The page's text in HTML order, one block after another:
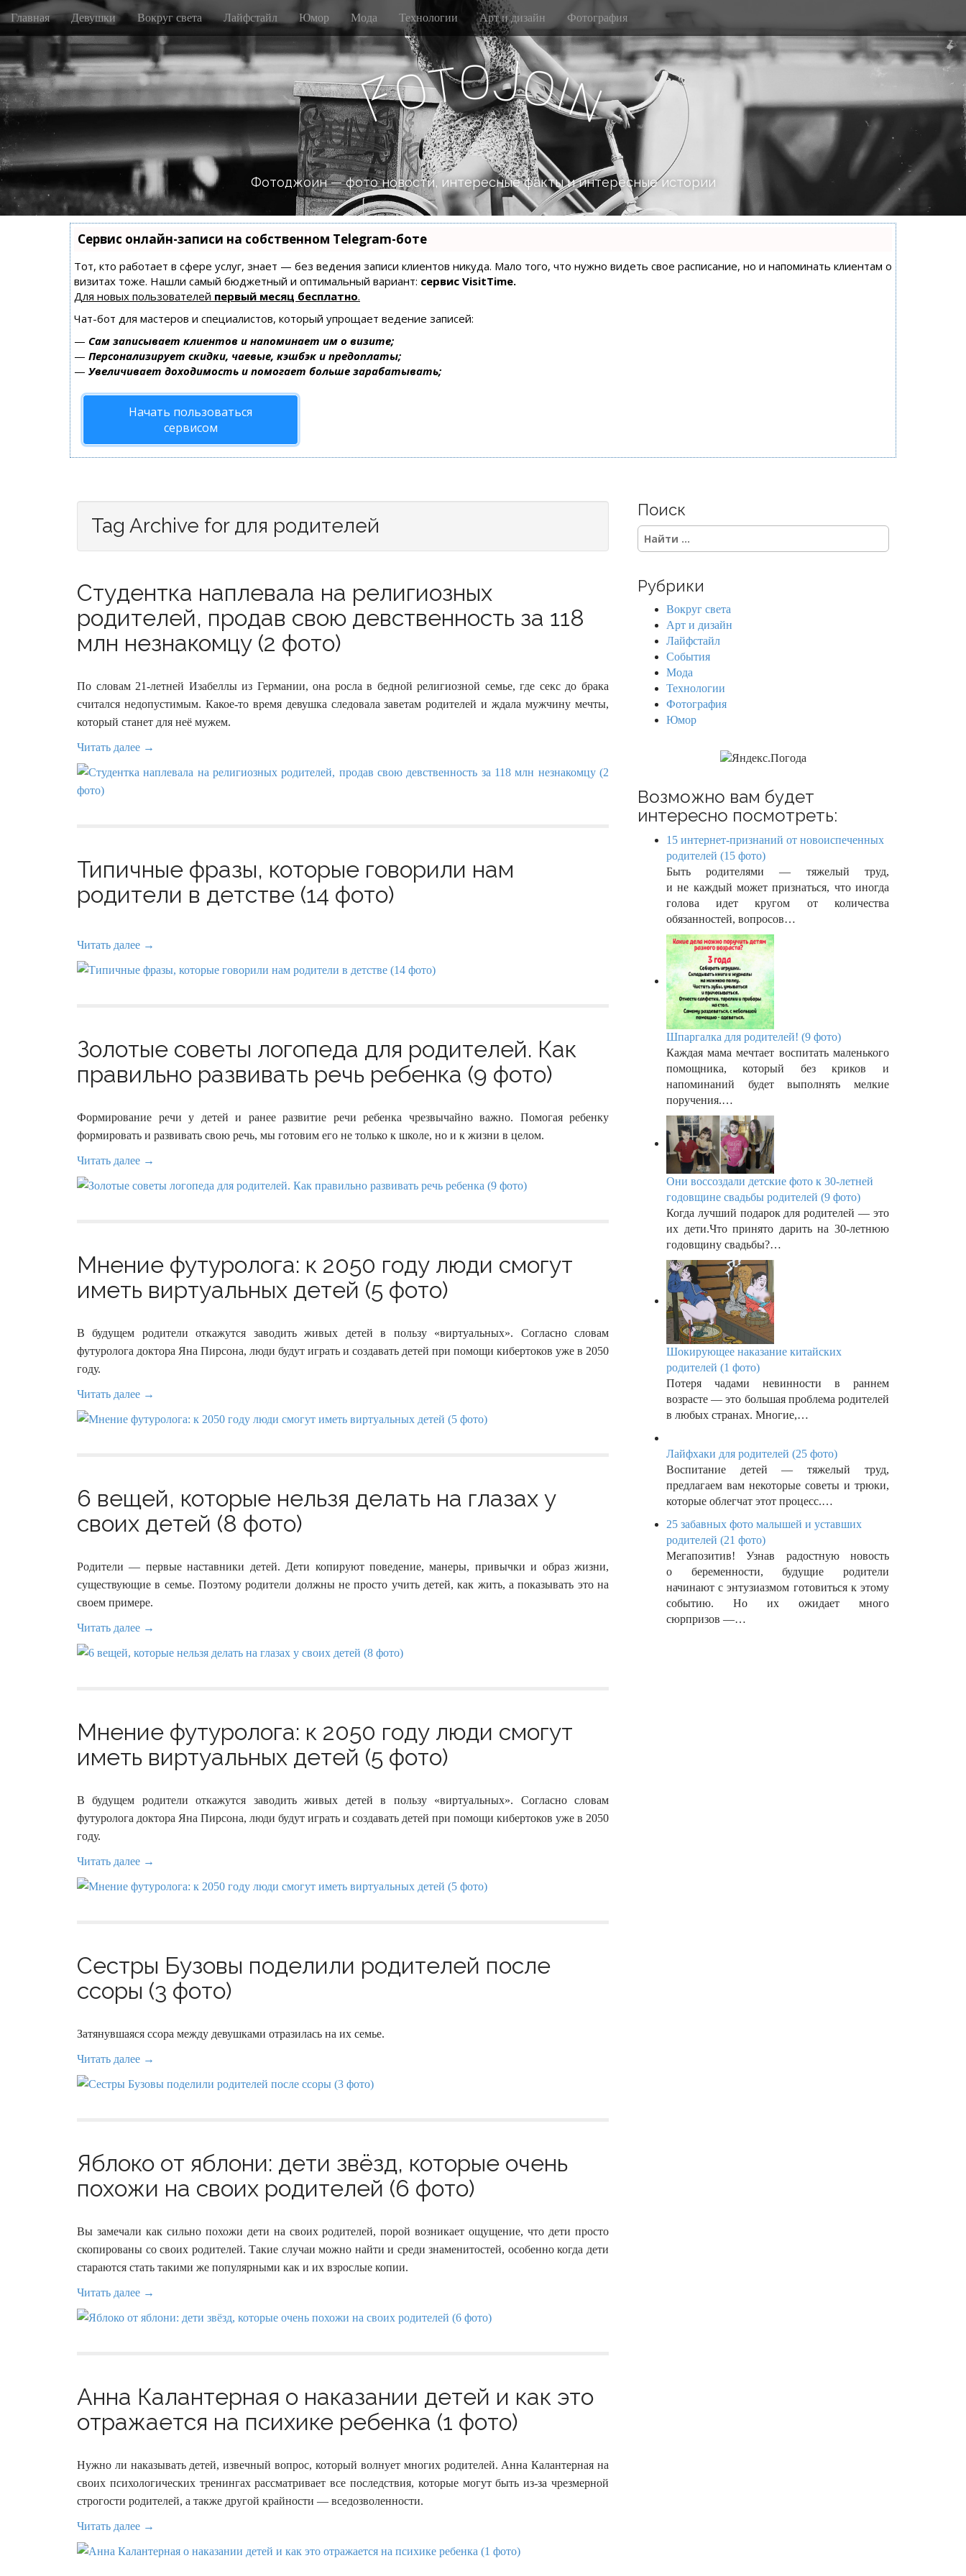
M
a
i
n
m
e
n
u
k
i
t
o
c
o
t
e
n
Главная Девушки Вокруг света Лайфстайл Юмор Мода Технологии Арт и дизайн Фотография
FotoJoi
n
Фотоджоин — фото новости, интересные факты и интересные истории
Сервис онлайн-записи на собственном Telegram-боте
Тот, кто работает в сфере услуг, знает — без ведения записи клиентов никуда. Мало того, что нужно видеть свое расписание, но и напоминать клиентам о
визитах тоже. Нашли самый бюджетный и оптимальный вариант: сервис VisitTime.
Для новых пользователей первый месяц бесплатно.
Чат-бот для мастеров и специалистов, который упрощает ведение записей:
— Сам записывает клиентов и напоминает им о визите;
— Персонализирует скидки, чаевые, кэшбэк и предоплаты;
— Увеличивает доходимость и помогает больше зарабатывать;
Начать пользоваться
сервисом
Tag Archive for для родителей
Студентка наплевала на религиозных
родителей, продав свою девственность за 118
млн незнакомцу (2 фото)
По словам 21-летней Изабеллы из Германии, она росла в бедной религиозной семье, где секс до брака
считался недопустимым. Какое-то время девушка следовала заветам родителей и ждала мужчину мечты,
который станет для неё мужем.
Читать далее →
Типичные фразы, которые говорили нам
родители в детстве (14 фото)
Читать далее →
Золотые советы логопеда для родителей. Как
правильно развивать речь ребенка (9 фото)
Формирование речи у детей и ранее развитие речи ребенка чрезвычайно важно. Помогая ребенку
формировать и развивать свою речь, мы готовим его не только к школе, но и к жизни в целом.
Читать далее →
Мнение футуролога: к 2050 году люди смогут
иметь виртуальных детей (5 фото)
В будущем родители откажутся заводить живых детей в пользу «виртуальных». Согласно словам
футуролога доктора Яна Пирсона, люди будут играть и создавать детей при помощи кибертоков уже в 2050
году.
Читать далее →
6 вещей, которые нельзя делать на глазах у
своих детей (8 фото)
Родители — первые наставники детей. Дети копируют поведение, манеры, привычки и образ жизни,
существующие в семье. Поэтому родители должны не просто учить детей, как жить, а показывать это на
своем примере.
Читать далее →
Мнение футуролога: к 2050 году люди смогут
иметь виртуальных детей (5 фото)
В будущем родители откажутся заводить живых детей в пользу «виртуальных». Согласно словам
футуролога доктора Яна Пирсона, люди будут играть и создавать детей при помощи кибертоков уже в 2050
году.
Читать далее →
Сестры Бузовы поделили родителей после
ссоры (3 фото)
Затянувшаяся ссора между девушками отразилась на их семье.
Читать далее →
Яблоко от яблони: дети звёзд, которые очень
похожи на своих родителей (6 фото)
Вы замечали как сильно похожи дети на своих родителей, порой возникает ощущение, что дети просто
скопированы со своих родителей. Такие случаи можно найти и среди знаменитостей, особенно когда дети
стараются стать такими же популярными как и их взрослые копии.
Читать далее →
Анна Калантерная о наказании детей и как это
отражается на психике ребенка (1 фото)
Нужно ли наказывать детей, извечный вопрос, который волнует многих родителей. Анна Калантерная на
своих психологических тренингах рассматривает все последствия, которые могут быть из-за чрезмерной
строгости родителей, а также другой крайности — вседозволенности.
Читать далее →
Поиск
S
e
c
Рубрики
Вокруг света
Арт и дизайн
Лайфстайл
События
Мода
Технологии
Фотография
Юмор
Возможно вам будет
интересно посмотреть:
15 интернет-признаний от новоиспеченных
родителей (15 фото)
Быть родителями — тяжелый труд,
и не каждый может признаться, что иногда
голова идет кругом от количества
обязанностей, вопросов…
Шпаргалка для родителей! (9 фото)
Каждая мама мечтает воспитать маленького
помощника, который без криков и
напоминаний будет выполнять мелкие
поручения.…
Они воссоздали детские фото к 30-летней
годовщине свадьбы родителей (9 фото)
Когда лучший подарок для родителей — это
их дети.Что принято дарить на 30-летнюю
годовщину свадьбы?…
Шокирующее наказание китайских
родителей (1 фото)
Потеря чадами невинности в раннем
возрасте — это большая проблема родителей
в любых странах. Многие,…
Лайфхаки для родителей (25 фото)
Воспитание детей — тяжелый труд,
предлагаем вам некоторые советы и трюки,
которые облегчат этот процесс.…
25 забавных фото малышей и уставших
родителей (21 фото)
Мегапозитив! Узнав радостную новость
о беременности, будущие родители
начинают с энтузиазмом готовиться к этому
событию. Но их ожидает много
сюрпризов —…